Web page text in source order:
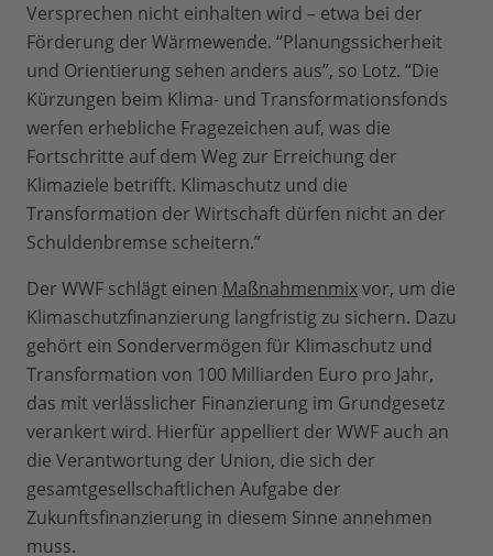
Versprechen nicht einhalten wird – etwa bei der
Förderung der Wärmewende. “Planungssicherheit
und Orientierung sehen anders aus”, so Lotz. “Die
Kürzungen beim Klima- und Transformationsfonds
werfen erhebliche Fragezeichen auf, was die
Fortschritte auf dem Weg zur Erreichung der
Klimaziele betrifft. Klimaschutz und die
Transformation der Wirtschaft dürfen nicht an der
Schuldenbremse scheitern.”
Der WWF schlägt einen Maßnahmenmixvor, um die
Klimaschutzfinanzierung langfristig zu sichern. Dazu
gehört ein Sondervermögen für Klimaschutz und
Transformation von 100 Milliarden Euro pro Jahr,
das mit verlässlicher Finanzierung im Grundgesetz
verankert wird. Hierfür appelliert der WWF auch an
die Verantwortung der Union, die sich der
gesamtgesellschaftlichen Aufgabe der
Zukunftsfinanzierung in diesem Sinne annehmen
muss.